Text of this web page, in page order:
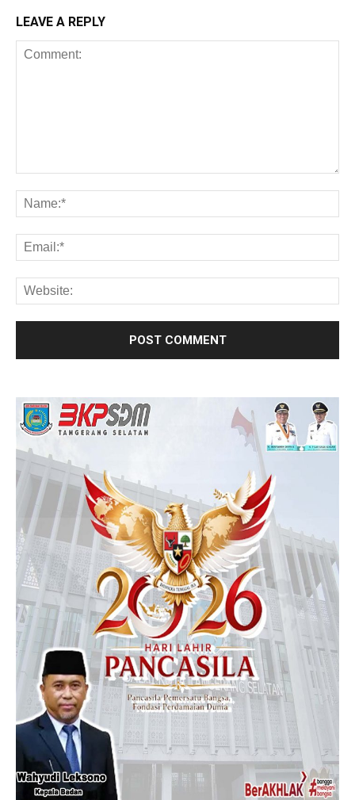
LEAVE A REPLY